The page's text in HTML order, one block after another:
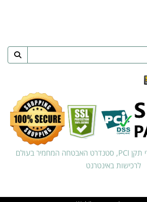
אתר זה מאובטח על-ידי תקן PCI, סטנדרט האבטחה המחמיר בעולם
לרכישות באינטרנט